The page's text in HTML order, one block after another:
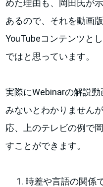
めた理由も、岡田氏が
あるので、それを動画
YouTubeコンテンツと
ではと思っています。
実際にWebinarの解説
みないとわかりません
応、上のテレビの例で
すことができます。
時差や言語の関係